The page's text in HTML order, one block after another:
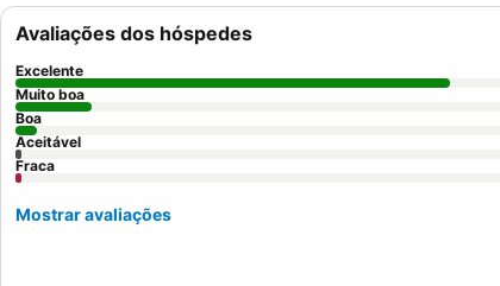
Avaliações dos hóspedes
Excelente
Muito boa
Boa
Aceitável
Fraca
Mostrar avaliações